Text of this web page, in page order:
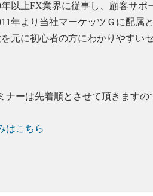
年以上FX業界に従事し、顧客サポ
年より当社マーケッツＧに配属
元に初心者の方にわかりやすい
ナーは先着順とさせて頂きます
はこちら